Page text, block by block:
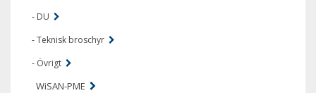
- DU
- Teknisk broschyr
- Övrigt
WiSAN-PME